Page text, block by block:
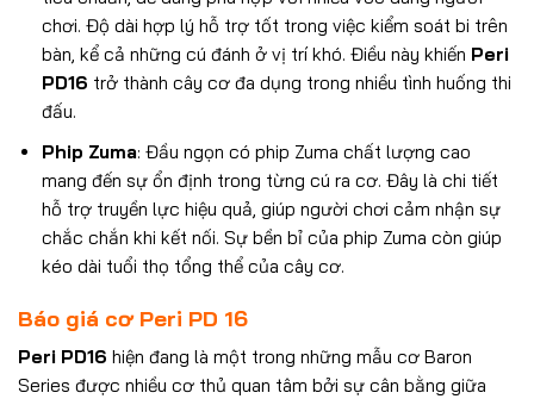
chơi. Độ dài hợp lý hỗ trợ tốt trong việc kiểm soát bi trên
bàn, kể cả những cú đánh ở vị trí khó. Điều này khiến Peri
PD16 trở thành cây cơ đa dụng trong nhiều tình huống thi
đấu.
Phip Zuma: Đầu ngọn có phip Zuma chất lượng cao
mang đến sự ổn định trong từng cú ra cơ. Đây là chi tiết
hỗ trợ truyền lực hiệu quả, giúp người chơi cảm nhận sự
chắc chắn khi kết nối. Sự bền bỉ của phip Zuma còn giúp
kéo dài tuổi thọ tổng thể của cây cơ.
Báo giá cơ Peri PD 16
Peri PD16 hiện đang là một trong những mẫu cơ Baron
Series được nhiều cơ thủ quan tâm bởi sự cân bằng giữa